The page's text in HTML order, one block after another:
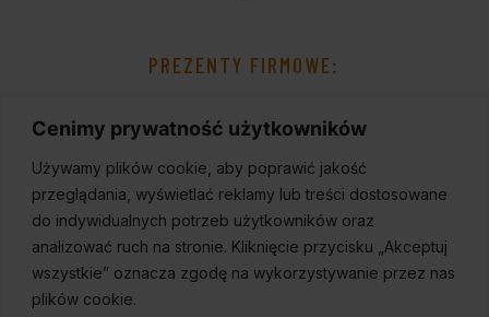
Cenimy prywatność użytkowników
Używamy plików cookie, aby poprawić jakość
przeglądania, wyświetlać reklamy lub treści dostosowane
do indywidualnych potrzeb użytkowników oraz
analizować ruch na stronie. Kliknięcie przycisku „Akceptuj
wszystkie” oznacza zgodę na wykorzystywanie przez nas
plików cookie.
PREZENTY FIRMOWE: